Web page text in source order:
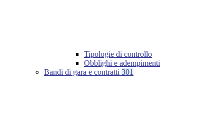
Tipologie di controllo
Obblighi e adempimenti
Bandi di gara e contratti 301